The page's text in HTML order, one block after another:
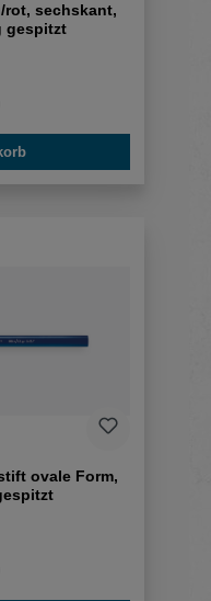
rot, sechskant,
gespitzt
ovale Form,